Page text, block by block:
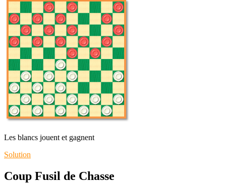
Les blancs jouent et gagnent
Solution
Coup Fusil de Chasse